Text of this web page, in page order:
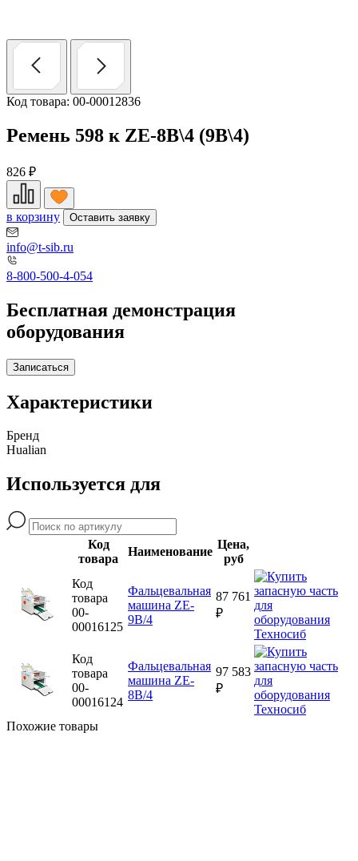
Код товара: 00-00012836
Ремень 598 к ZE-8B\4 (9B\4)
826 ₽
в корзину Оставить заявку
info@t-sib.ru
8-800-500-4-054
Бесплатная демонстрация
оборудования
Записаться
Характеристики
Бренд
Hualian
Используется для
Код
товара
Наименование
Цена,
руб
Код
товара
00-
00016125
Фальцевальная
машина ZE-
9B/4
87 761
₽
Код
товара
00-
00016124
Фальцевальная
машина ZE-
8B/4
97 583
₽
Похожие товары